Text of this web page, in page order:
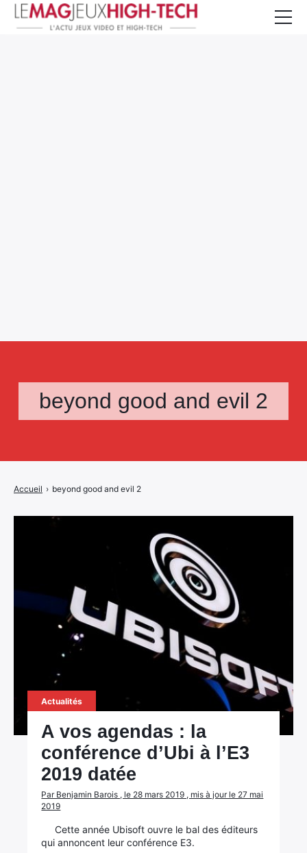
beyond good and evil 2
Accueil › beyond good and evil 2
Actualités
A vos agendas : la
conférence d’Ubi à l’E3
2019 datée
Par Benjamin Barois , le 28 mars 2019 , mis à jour le 27 mai
2019
Cette année Ubisoft ouvre le bal des éditeurs
qui annoncent leur conférence E3.